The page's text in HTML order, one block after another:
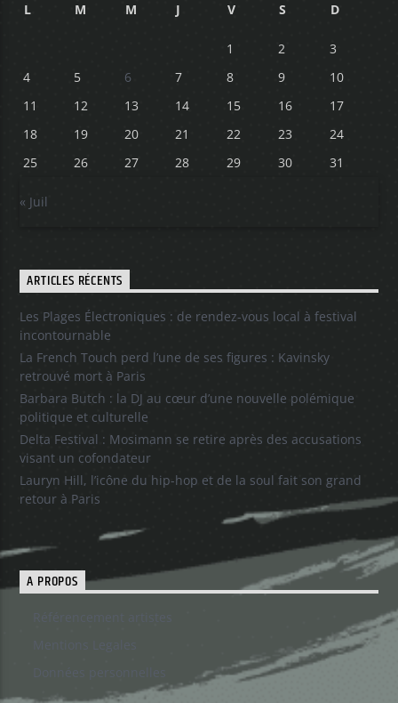
Yellow Party
L M M J V S D
1 2
3
4
5 6 7 8 9
10
11
12 13 14 15 16
17
18
19 20 21 22 23
24
25
26 27 28 29 30 31
« Juil
ARTICLES RÉCENTS
Les Plages Électroniques : de rendez-vous local à festival
incontournable
La French Touch perd l’une de ses figures : Kavinsky
retrouvé mort à Paris
Barbara Butch : la DJ au cœur d’une nouvelle polémique
politique et culturelle
Delta Festival : Mosimann se retire après des accusations
visant un cofondateur
Lauryn Hill, l’icône du hip-hop et de la soul fait son grand
retour à Paris
A PROPOS